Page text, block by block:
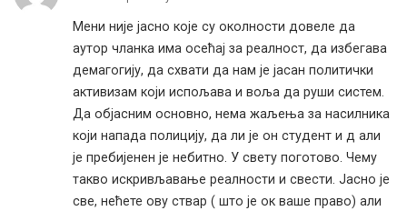
Мени није јасно које су околности довеле да
аутор чланка има осећај за реалност, да избегава
демагогију, да схвати да нам је јасан политички
активизам који испољава и воља да руши систем.
Да објасним основно, нема жаљења за насилника
који напада полицију, да ли је он студент и д али
је пребијенен је небитно. У свету поготово. Чему
такво искривљавање реалности и свести. Јасно је
све, нећете ову ствар ( што је ок ваше право) али